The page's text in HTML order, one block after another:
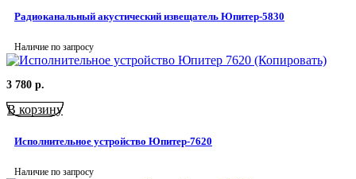
Радиоканальный акустический извещатель Юпитер-5830
Наличие по запросу
3 780 р.
В корзину
Исполнительное устройство Юпитер-7620
Наличие по запросу